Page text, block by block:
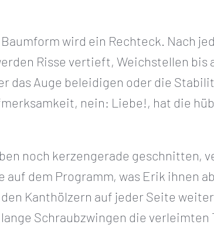
wird ein Rechteck. Nach
Risse vertieft, Weichstellen bis
das Auge beleidigen oder die
nein: Liebe!, hat die
noch kerzengerade geschnitten,
auf dem Programm, was Erik ihnen
Kanthölzern auf jeder Seite
Schraubzwingen die